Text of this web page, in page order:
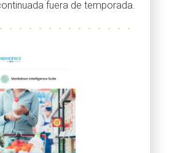
fuera de temporada.